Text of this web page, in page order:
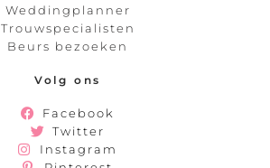
Weddingplanner
Trouwspecialisten
Beurs bezoeken
Volg ons
Facebook
Twitter
Instagram